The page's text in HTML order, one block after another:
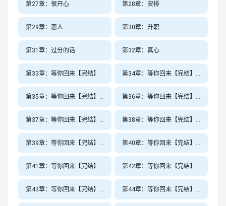
第27章：很开心 第28章：安排
第29章：恋人 第30章：升职
第31章：过分的话 第32章：真心
第33章：等你回来【完结】 第34章：等你回来【完结】吸血鬼和狼人
第35章：等你回来【完结】卑鄙，你竟在翔里下毒！ 第36章：等你回来【完结】志同道合，自学成才
第37章：等你回来【完结】挥手离别9 第38章：等你回来【完结】猿王啸九天
第39章：等你回来【完结】镜都乱的皇子们 第40章：等你回来【完结】修真之重登巅峰
第41章：等你回来【完结】针对？ 第42章：等你回来【完结】我们4个人旅游交换着一个人
第43章：等你回来【完结】除夜梦一场 第44章：等你回来【完结】炎帝的故事